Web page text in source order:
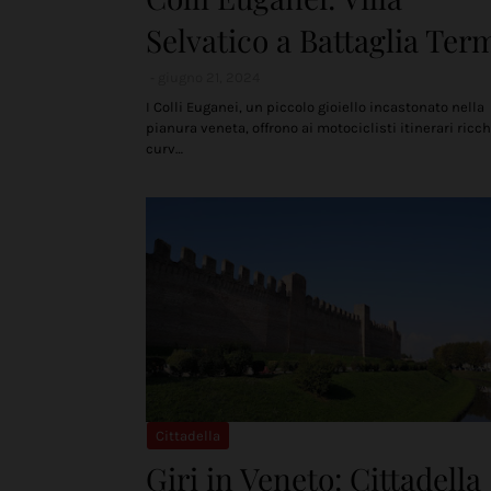
Selvatico a Battaglia
I Colli Euganei, un piccolo gioiello incastonato nella
pianura veneta, offrono ai motociclisti itinerari
curv…
Cittadella
Giri in Veneto: Cittadella